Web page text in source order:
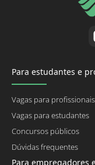
Para estudantes e
Vagas para profissionais
Vagas para estudantes
Concursos públicos
Dúvidas frequentes
Para empregadores